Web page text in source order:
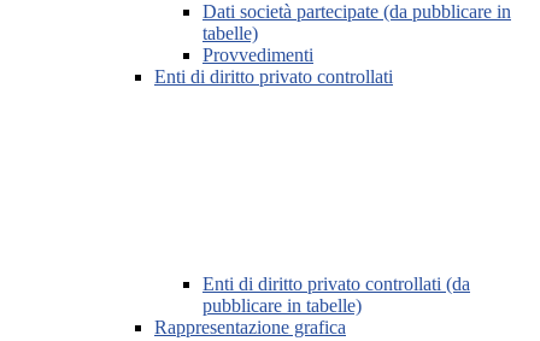
Dati società partecipate (da pubblicare in
tabelle)
Provvedimenti
Enti di diritto privato controllati
Enti di diritto privato controllati (da
pubblicare in tabelle)
Rappresentazione grafica